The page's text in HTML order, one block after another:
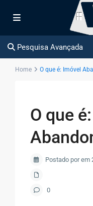
Pesquisa Avançada
Home O que é: Imóvel
O que
Postado por em
0